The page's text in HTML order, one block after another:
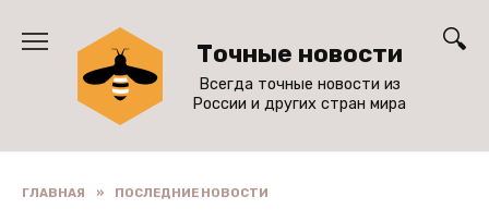
содержанию
Точные новости
Всегда точные новости из
России и других стран мира
ГЛАВНАЯ » ПОСЛЕДНИЕ НОВОСТИ